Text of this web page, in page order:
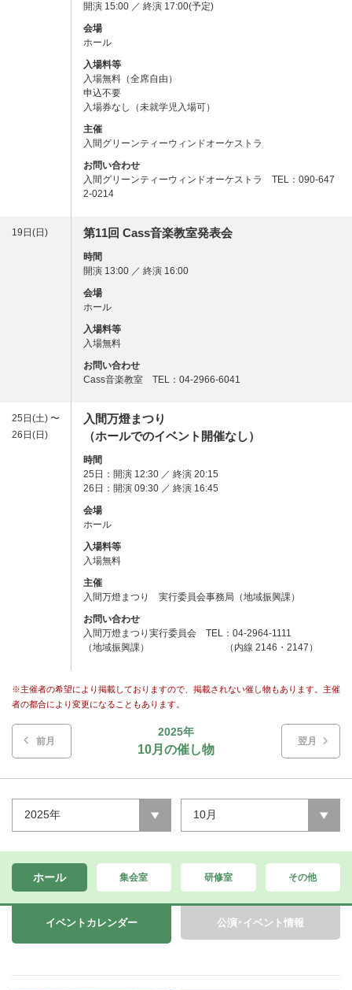
開演 15:00 ／ 終演 17:00(予定)
会場
ホール
入場料等
入場無料（全席自由）
申込不要
入場券なし（未就学児入場可）
主催
入間グリーンティーウィンドオーケストラ
お問い合わせ
入間グリーンティーウィンドオーケストラ TEL：090-647
2-0214
19日(日) 第11回 Cass音楽教室発表会
時間
開演 13:00 ／ 終演 16:00
会場
ホール
入場料等
入場無料
お問い合わせ
Cass音楽教室 TEL：04-2966-6041
25日(土) 〜
26日(日)
入間万燈まつり
（ホールでのイベント開催なし）
時間
25日：開演 12:30 ／ 終演 20:15
26日：開演 09:30 ／ 終演 16:45
会場
ホール
入場料等
入場無料
主催
入間万燈まつり 実行委員会事務局（地域振興課）
お問い合わせ
入間万燈まつり実行委員会 TEL：04-2964-1111
（地域振興課） （内線 2146・2147）
※主催者の希望により掲載しておりますので、掲載されない催し物もあります。主催
者の都合により変更になることもあります。
翌月
前月
2025年
10月の催し物
2025年 10月
ホール 集会室 研修室 その他
イベントカレンダー 公演･イベント情報